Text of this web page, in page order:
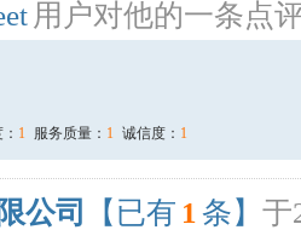
用户对他的一条点
1 服务质量： 1 诚信度： 1
公司 【已有 1 条】 于